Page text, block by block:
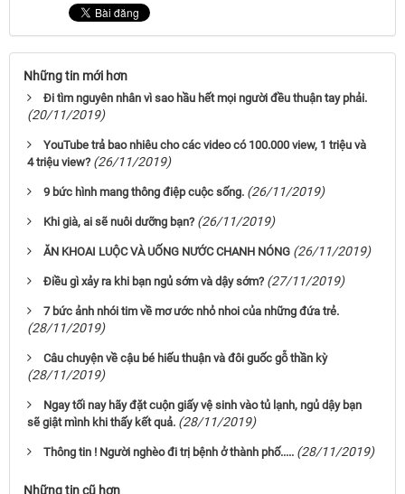
Những tin mới hơn
Đi tìm nguyên nhân vì sao hầu hết mọi người đều thuận tay phải.
(20/11/2019)
YouTube trả bao nhiêu cho các video có 100.000 view, 1 triệu và
4 triệu view? (26/11/2019)
9 bức hình mang thông điệp cuộc sống. (26/11/2019)
Khi già, ai sẽ nuôi dưỡng bạn? (26/11/2019)
ĂN KHOAI LUỘC VÀ UỐNG NƯỚC CHANH NÓNG (26/11/2019)
Điều gì xảy ra khi bạn ngủ sớm và dậy sớm? (27/11/2019)
7 bức ảnh nhói tim về mơ ước nhỏ nhoi của những đứa trẻ.
(28/11/2019)
Câu chuyện về cậu bé hiếu thuận và đôi guốc gỗ thần kỳ
(28/11/2019)
Ngay tối nay hãy đặt cuộn giấy vệ sinh vào tủ lạnh, ngủ dậy bạn
sẽ giật mình khi thấy kết quả. (28/11/2019)
Thông tin ! Người nghèo đi trị bệnh ở thành phố..... (28/11/2019)
Những tin cũ hơn